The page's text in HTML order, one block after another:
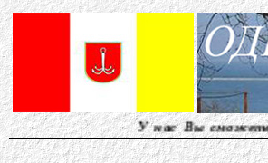
У нас Вы сможете найти